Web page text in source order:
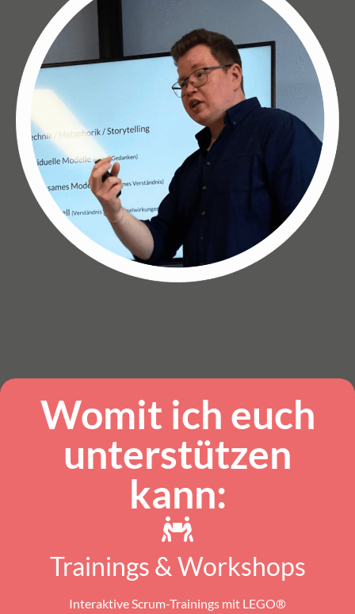
Womit ich euch
unterstützen
kann:
Trainings & Workshops
Interaktive Scrum-Trainings mit LEGO®